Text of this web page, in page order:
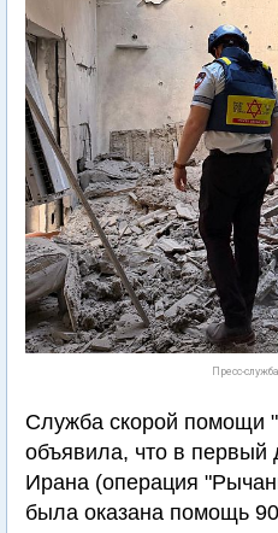
Пресс-
Служба скорой помощи
объявила, что в первый
Ирана (операция
была оказана помощь